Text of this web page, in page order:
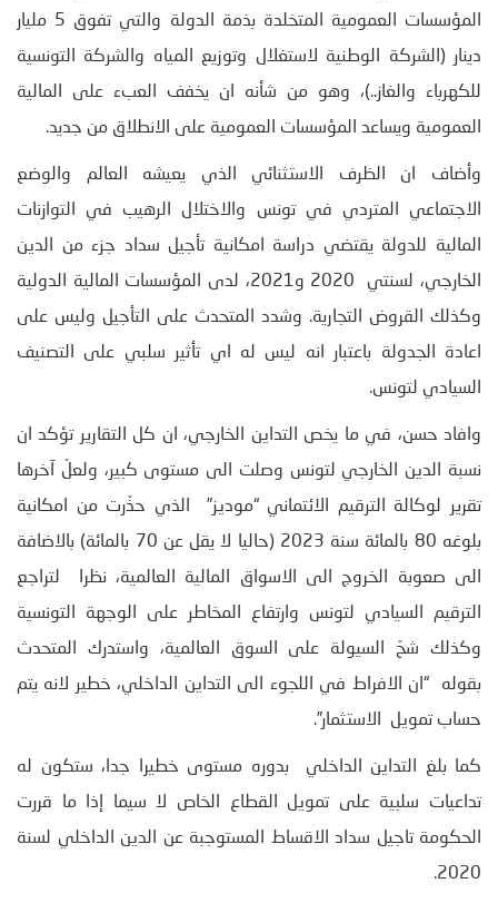
المؤسسات العمومية المتخلدة بذمة الدولة والتي تفوق 5 مليار
دينار (الشركة الوطنية لاستغلال وتوزيع المياه والشركة التونسية
للكهرباء والغاز..)، وهو من شأنه ان يخفف العبء على المالية
العمومية ويساعد المؤسسات العمومية على الانطلاق من جديد.
وأضاف ان الظرف الاستثنائي الذي يعيشه العالم والوضع
الاجتماعي المتردي في تونس والاختلال الرهيب في التوازنات
المالية للدولة يقتضي دراسة امكانية تأجيل سداد جزء من الدين
الخارجي، لسنتي 2020 و2021، لدى المؤسسات المالية الدولية
وكذلك القروض التجارية. وشدد المتحدث على التأجيل وليس على
اعادة الجدولة باعتبار انه ليس له اي تأثير سلبي على التصنيف
السيادي لتونس.
وافاد حسن، في ما يخص التداين الخارجي، ان كل التقارير تؤكد ان
نسبة الدين الخارجي لتونس وصلت الى مستوى كبير، ولعلّ آخرها
تقرير لوكالة الترقيم الائتماني “موديز” الذي حذّرت من امكانية
بلوغه 80 بالمائة سنة 2023 (حاليا لا يقل عن 70 بالمائة) بالاضافة
الى صعوبة الخروج الى الاسواق المالية العالمية، نظرا لتراجع
الترقيم السيادي لتونس وارتفاع المخاطر على الوجهة التونسية
وكذلك شحّ السيولة على السوق العالمية، واستدرك المتحدث
بقوله “ان الافراط في اللجوء الى التداين الداخلي، خطير لانه يتم
حساب تمويل الاستثمار”.
كما بلغ التداين الداخلي بدوره مستوى خطيرا جدا، ستكون له
تداعيات سلبية على تمويل القطاع الخاص لا سيما إذا ما قررت
الحكومة تاجيل سداد الاقساط المستوجبة عن الدين الداخلي لسنة
2020.